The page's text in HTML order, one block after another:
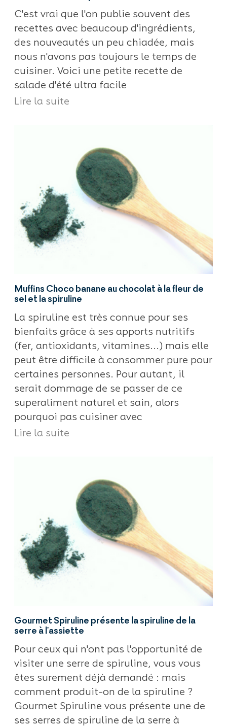
C'est vrai que l'on publie souvent des
recettes avec beaucoup d'ingrédients,
des nouveautés un peu chiadée, mais
nous n'avons pas toujours le temps de
cuisiner. Voici une petite recette de
salade d'été ultra facile
Lire la suite
Muffins Choco banane au chocolat à la fleur de
sel et la spiruline
La spiruline est très connue pour ses
bienfaits grâce à ses apports nutritifs
(fer, antioxidants, vitamines...) mais elle
peut être difficile à consommer pure pour
certaines personnes. Pour autant, il
serait dommage de se passer de ce
superaliment naturel et sain, alors
pourquoi pas cuisiner avec
Lire la suite
Gourmet Spiruline présente la spiruline de la
serre à l'assiette
Pour ceux qui n'ont pas l'opportunité de
visiter une serre de spiruline, vous vous
êtes surement déjà demandé : mais
comment produit-on de la spiruline ?
Gourmet Spiruline vous présente une de
ses serres de spiruline de la serre à